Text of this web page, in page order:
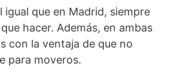
igual que en Madrid, siempre
hacer. Además, en ambas
con la ventaja de que no
para moveros.